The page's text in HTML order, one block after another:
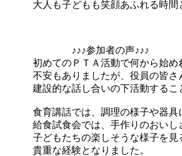
大人も子どもも笑顔あふれる時間
♪♪♪参加者の声♪♪♪
初めてのＰＴＡ活動で何から始
不安もありましたが、役員の皆さ
建設的な話し合いの下活動するこ
食育講話では、調理の様子や器具
給食試食会では、手作りのおいし
子どもたちの楽しそうな様子を見
貴重な経験となりました。